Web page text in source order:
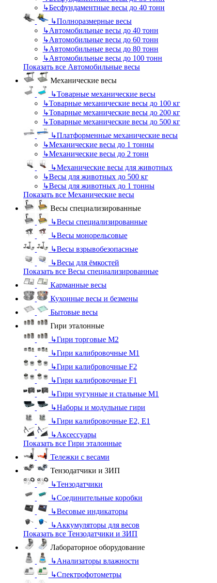
↳Бесфундаментные весы до 40 тонн
↳Полноразмерные весы
↳Автомобильные весы до 40 тонн
↳Автомобильные весы до 60 тонн
↳Автомобильные весы до 80 тонн
↳Автомобильные весы до 100 тонн
Показать все Автомобильные весы
Механические весы
↳Товарные механические весы
↳Товарные механические весы до 100 кг
↳Товарные механические весы до 200 кг
↳Товарные механические весы до 500 кг
↳Платформенные механические весы
↳Механические весы до 1 тонны
↳Механические весы до 2 тонн
↳Механические весы для животных
↳Весы для животных до 500 кг
↳Весы для животных до 1 тонны
Показать все Механические весы
Весы специализированные
↳Весы специализированные
↳Весы монорельсовые
↳Весы взрывобезопасные
↳Весы для ёмкостей
Показать все Весы специализированные
Карманные весы
Кухонные весы и безмены
Бытовые весы
Гири эталонные
↳Гири торговые М2
↳Гири калибровочные М1
↳Гири калибровочные F2
↳Гири калибровочные F1
↳Гири чугунные и стальные М1
↳Наборы и модульные гири
↳Гири калибровочные E2, Е1
↳Аксессуары
Показать все Гири эталонные
Тележки с весами
Тензодатчики и ЗИП
↳Тензодатчики
↳Соединительные коробки
↳Весовые индикаторы
↳Аккумуляторы для весов
Показать все Тензодатчики и ЗИП
Лабораторное оборудование
↳Анализаторы влажности
↳Спектрофотометры